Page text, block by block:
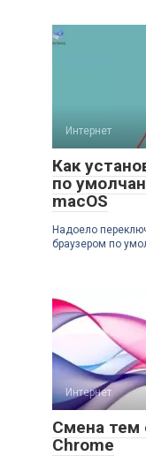
Интернет
Как
по
macOS
Надоело
браузером по
Интернет
Смена тем
Chrome